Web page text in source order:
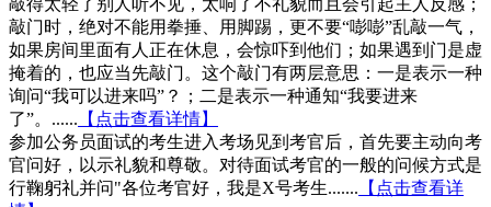
敲得太轻了别人听不见，太响了不礼貌而且会引起主人反感；
敲门时，绝对不能用拳捶、用脚踢，更不要“嘭嘭”乱敲一气，
如果房间里面有人正在休息，会惊吓到他们；如果遇到门是虚
掩着的，也应当先敲门。这个敲门有两层意思：一是表示一种
询问“我可以进来吗”？；二是表示一种通知“我要进来
了”。...... 【点击查看详情】
参加公务员面试的考生进入考场见到考官后，首先要主动向考
官问好，以示礼貌和尊敬。对待面试考官的一般的问候方式是
行鞠躬礼并问"各位考官好，我是X号考生....... 【点击查看详